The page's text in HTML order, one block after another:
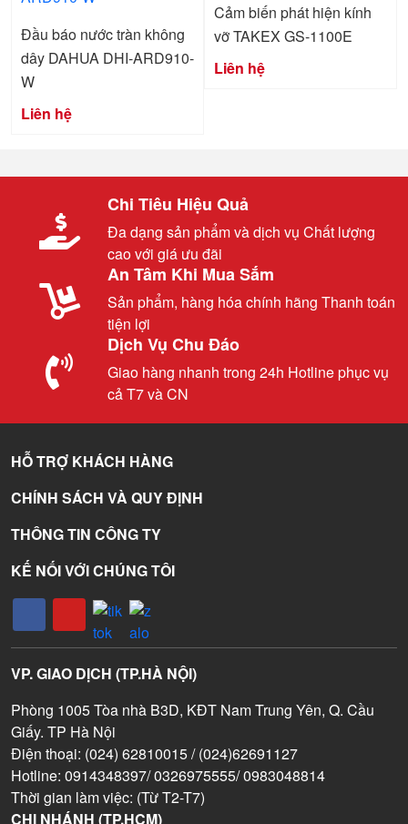
Đầu báo nước tràn không
dây DAHUA DHI-ARD910-
W
Liên hệ
Cảm biến phát hiện kính
vỡ TAKEX GS-1100E
Liên hệ
Chi Tiêu Hiệu Quả
Đa dạng sản phẩm và dịch vụ Chất lượng
cao với giá ưu đãi
An Tâm Khi Mua Sắm
Sản phẩm, hàng hóa chính hãng Thanh toán
tiện lợi
Dịch Vụ Chu Đáo
Giao hàng nhanh trong 24h Hotline phục vụ
cả T7 và CN
HỖ TRỢ KHÁCH HÀNG
CHÍNH SÁCH VÀ QUY ĐỊNH
THÔNG TIN CÔNG TY
KẾ NỐI VỚI CHÚNG TÔI
VP. GIAO DỊCH (TP.HÀ NỘI)
Phòng 1005 Tòa nhà B3D, KĐT Nam Trung Yên, Q. Cầu
Giấy. TP Hà Nội
Điện thoại: (024) 62810015 / (024)62691127
Hotline: 0914348397/ 0326975555/ 0983048814
Thời gian làm việc: (Từ T2-T7)
CHI NHÁNH (TP.HCM)